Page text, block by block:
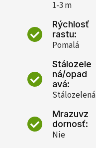
1-3 m
Rýchlosť
rastu:
Pomalá
Stálozele
ná/opad
avá:
Stálozelená
Mrazuvz
dornosť:
Nie